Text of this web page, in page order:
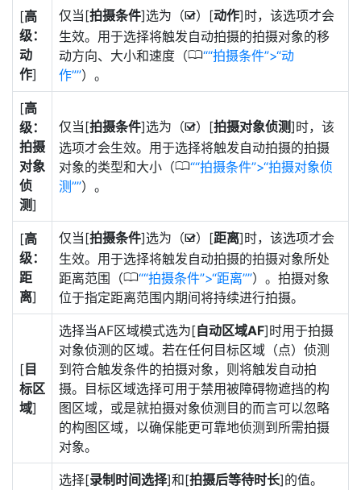
[高
级：
动
作]
仅当[拍摄条件]选为（M）[动作]时，该选项才会
生效。用于选择将触发自动拍摄的拍摄对象的移
动方向、大小和速度（0 “拍摄条件”>“动
作” ）。
[高
级：
拍摄
对象
侦
测]
仅当[拍摄条件]选为（M）[拍摄对象侦测]时，该
选项才会生效。用于选择将触发自动拍摄的拍摄
对象的类型和大小（0 “拍摄条件”>“拍摄对象侦
测” ）。
[高
级：
距
离]
仅当[拍摄条件]选为（M）[距离]时，该选项才会
生效。用于选择将触发自动拍摄的拍摄对象所处
距离范围（0 “拍摄条件”>“距离” ）。拍摄对象
位于指定距离范围内期间将持续进行拍摄。
[ 目
标区
域]
选择当AF区域模式选为[自动区域AF]时用于拍摄
对象侦测的区域。若在任何目标区域（点）侦测
到符合触发条件的拍摄对象，则将触发自动拍
摄。目标区域选择可用于禁用被障碍物遮挡的构
图区域，或是就拍摄对象侦测目的而言可以忽略
的构图区域，以确保能更可靠地侦测到所需拍摄
对象。
选择[录制时间选择]和[拍摄后等待时长]的值。